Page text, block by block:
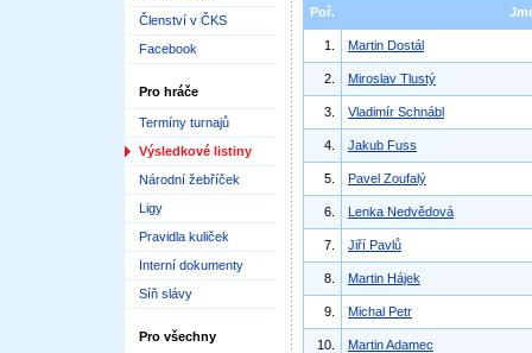
Členství v ČKS
Facebook
Pro hráče
Termíny turnajů
Výsledkové listiny
Národní žebříček
Ligy
Pravidla kuliček
Interní dokumenty
Síň slávy
Pro všechny
Poř.
1. Martin Dostál
2. Miroslav Tlustý
3. Vladimír Schnábl
4. Jakub Fuss
5. Pavel Zoufalý
6. Lenka Nedvědová
7. Jiří Pavlů
8. Martin Hájek
9. Michal Petr
10. Martin Adamec